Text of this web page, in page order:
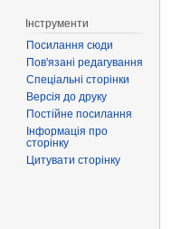
Інструменти
Посилання сюди
Пов'язані редагування
Спеціальні сторінки
Версія до друку
Постійне посилання
Інформація про
сторінку
Цитувати сторінку